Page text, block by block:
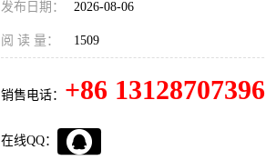
发布日期： 2026-08-06
阅 读 量： 1509
销售电话： +86 13128707396
在线QQ：